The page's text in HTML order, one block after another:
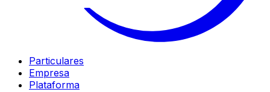
Particulares
Empresa
Plataforma